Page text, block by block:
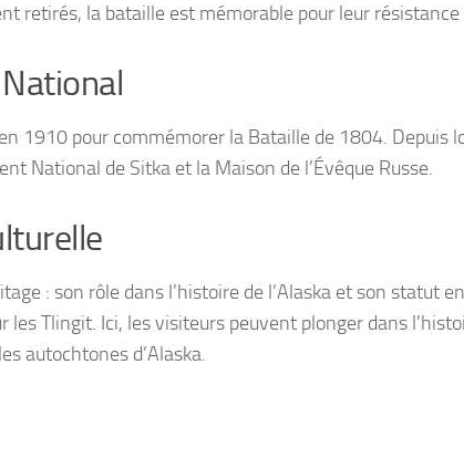
retirés, la bataille est mémorable pour leur
1910 pour commémorer la Bataille de 1804. Depuis
National de Sitka et la Maison de l’Évêque Russe.
: son rôle dans l’histoire de l’Alaska et son statut
Tlingit. Ici, les visiteurs peuvent plonger dans
autochtones d’Alaska.